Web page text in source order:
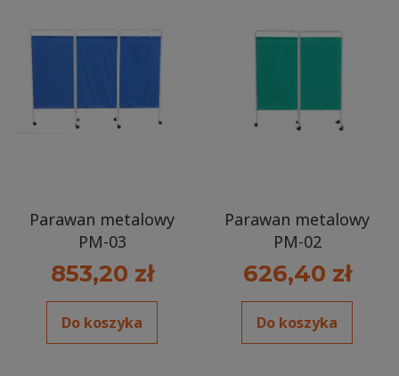
Parawan metalowy
PM-03
853,20 zł
Do koszyka
Parawan metalowy
PM-02
626,40 zł
Do koszyka